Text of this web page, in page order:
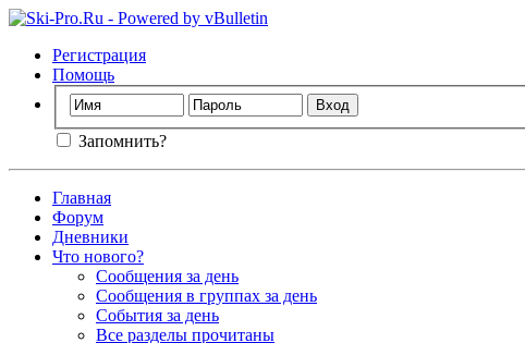
Регистрация
Помощь
Запомнить?
Главная
Форум
Дневники
Что нового?
Сообщения за день
Сообщения в группах за день
События за день
Все разделы прочитаны